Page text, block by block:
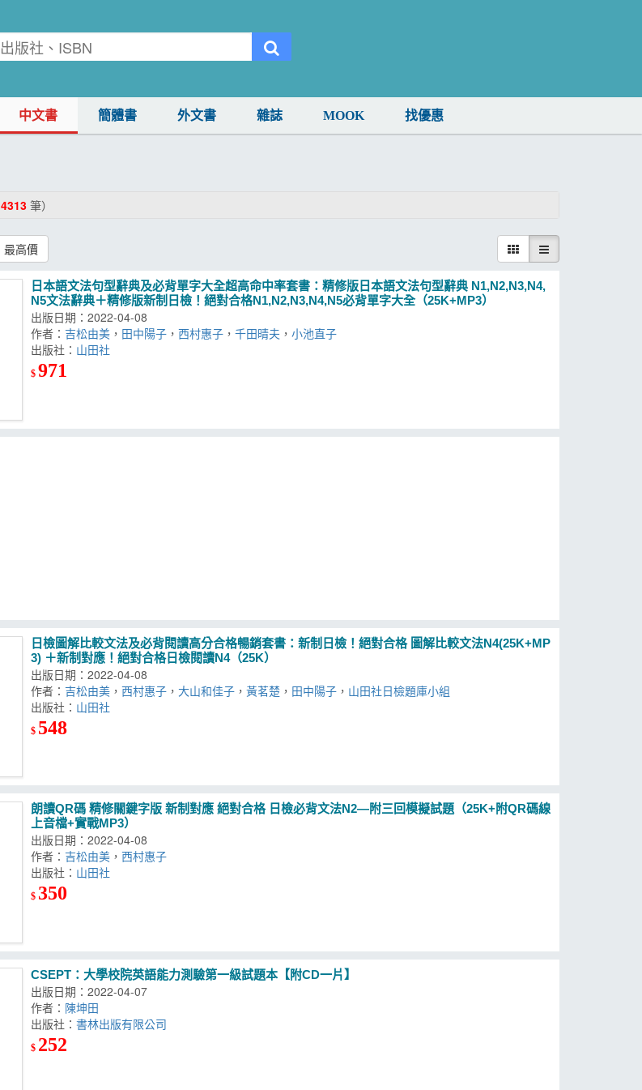
中文書 簡體書 外文書 雜誌 MOOK 找優惠
4313筆）
最高價
日本語文法句型辭典及必背單字大全超高命中率套書：精修版日本語文法句型辭典 N1,N2,N3,N4,
N5文法辭典＋精修版新制日檢！絕對合格N1,N2,N3,N4,N5必背單字大全（25K+MP3）
出版日期：2022-04-08
作者：吉松由美 ， 田中陽子 ，西村惠子 ，千田晴夫 ，小池直子
出版社：
$ 971
日檢圖解比較文法及必背閱讀高分合格暢銷套書：新制日檢！絕對合格 圖解比較文法N4(25K+MP
3) ＋新制對應！絕對合格日檢閱讀N4（25K）
出版日期：2022-04-08
作者：吉松由美 ，西村惠子 ，大山和佳子 ，黃茗楚 ， 田中陽子 ， 山田社日檢題庫小組
出版社：
$ 548
朗讀QR碼 精修關鍵字版 新制對應 絕對合格 日檢必背文法N2—附三回模擬試題（25K+附QR碼線
上音檔+實戰MP3）
出版日期：2022-04-08
作者：吉松由美 ，西村惠子
出版社：
$ 350
CSEPT：大學校院英語能力測驗第一級試題本【附CD一片】
出版日期：2022-04-07
作者： 陳坤田
出版社：
$ 252